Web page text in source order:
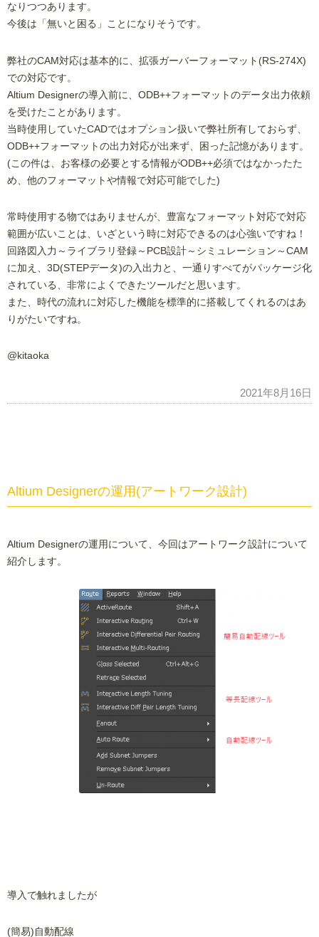
なりつつあります。
今後は「無いと困る」ことになりそうです。
弊社のCAM対応は基本的に、拡張ガーバーフォーマット(RS-274X)
での対応です。
Altium Designerの導入前に、ODB++フォーマットのデータ出力依頼
を受けたことがあります。
当時使用していたCADではオプション扱いで弊社所有しておらず、
ODB++フォーマットの出力対応が出来ず、困った記憶があります。
(この件は、お客様の必要とする情報がODB++必須ではなかったた
め、他のフォーマットや情報で対応可能でした)
常時使用する物ではありませんが、豊富なフォーマット対応で対応
範囲が広いことは、いざという時に対応できるのは心強いですね！
回路図入力～ライブラリ登録～PCB設計～シミュレーション～CAM
に加え、3D(STEPデータ)の入出力と、一通りすべてがパッケージ化
されている、非常によくできたツールだと思います。
また、時代の流れに対応した機能を標準的に搭載してくれるのはあ
りがたいですね。
@kitaoka
2021年8月16日
Altium Designerの運用(アートワーク設計)
Altium Designerの運用について、今回はアートワーク設計について
紹介します。
導入で触れましたが
(簡易)自動配線